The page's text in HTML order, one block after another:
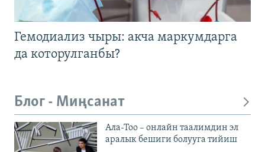
Гемодиализ чыры: акча маркумдарга
да которулганбы?
Блог - Миңсанат
Ала-Тоо – онлайн таалимдин эл
аралык бешиги болууга тийиш